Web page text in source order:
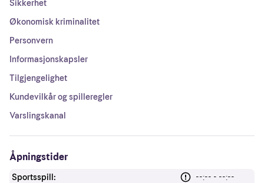
Sikkerhet
Økonomisk kriminalitet
Personvern
Informasjonskapsler
Tilgjengelighet
Kundevilkår og spilleregler
Varslingskanal
Åpningstider
Sportsspill: --:-- - --:--